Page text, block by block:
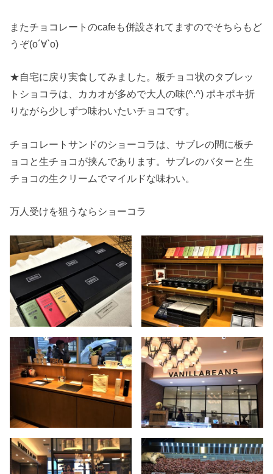
またチョコレートのcafeも併設されてますのでそちらもど
うぞ(о´∀`о)
★自宅に戻り実食してみました。板チョコ状のタブレッ
トショコラは、カカオが多めで大人の味(^.^) ポキポキ折
りながら少しずつ味わいたいチョコです。
チョコレートサンドのショーコラは、サブレの間に板チ
ョコと生チョコが挟んであります。サブレのバターと生
チョコの生クリームでマイルドな味わい。
万人受けを狙うならショーコラ